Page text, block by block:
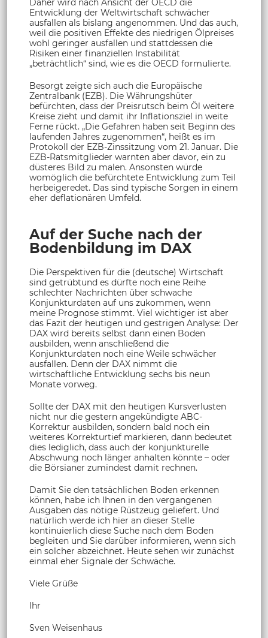
Daher wird nach Ansicht der OECD die
Entwicklung der Weltwirtschaft schwächer
ausfallen als bislang angenommen. Und das auch,
weil die positiven Effekte des niedrigen Ölpreises
wohl geringer ausfallen und stattdessen die
Risiken einer finanziellen Instabilität
„beträchtlich“ sind, wie es die OECD formulierte.
Besorgt zeigte sich auch die Europäische
Zentralbank (EZB). Die Währungshüter
befürchten, dass der Preisrutsch beim Öl weitere
Kreise zieht und damit ihr Inflationsziel in weite
Ferne rückt. „Die Gefahren haben seit Beginn des
laufenden Jahres zugenommen“, heißt es im
Protokoll der EZB-Zinssitzung vom 21. Januar. Die
EZB-Ratsmitglieder warnten aber davor, ein zu
düsteres Bild zu malen. Ansonsten würde
womöglich die befürchtete Entwicklung zum Teil
herbeigeredet. Das sind typische Sorgen in einem
eher deflationären Umfeld.
Auf der Suche nach der
Bodenbildung im DAX
Die Perspektiven für die (deutsche) Wirtschaft
sind getrübtund es dürfte noch eine Reihe
schlechter Nachrichten über schwache
Konjunkturdaten auf uns zukommen, wenn
meine Prognose stimmt. Viel wichtiger ist aber
das Fazit der heutigen und gestrigen Analyse: Der
DAX wird bereits selbst dann einen Boden
ausbilden, wenn anschließend die
Konjunkturdaten noch eine Weile schwächer
ausfallen. Denn der DAX nimmt die
wirtschaftliche Entwicklung sechs bis neun
Monate vorweg.
Sollte der DAX mit den heutigen Kursverlusten
nicht nur die gestern angekündigte ABC-
Korrektur ausbilden, sondern bald noch ein
weiteres Korrekturtief markieren, dann bedeutet
dies lediglich, dass auch der konjunkturelle
Abschwung noch länger anhalten könnte – oder
die Börsianer zumindest damit rechnen.
Damit Sie den tatsächlichen Boden erkennen
können, habe ich Ihnen in den vergangenen
Ausgaben das nötige Rüstzeug geliefert. Und
natürlich werde ich hier an dieser Stelle
kontinuierlich diese Suche nach dem Boden
begleiten und Sie darüber informieren, wenn sich
ein solcher abzeichnet. Heute sehen wir zunächst
einmal eher Signale der Schwäche.
Viele Grüße
Ihr
Sven Weisenhaus